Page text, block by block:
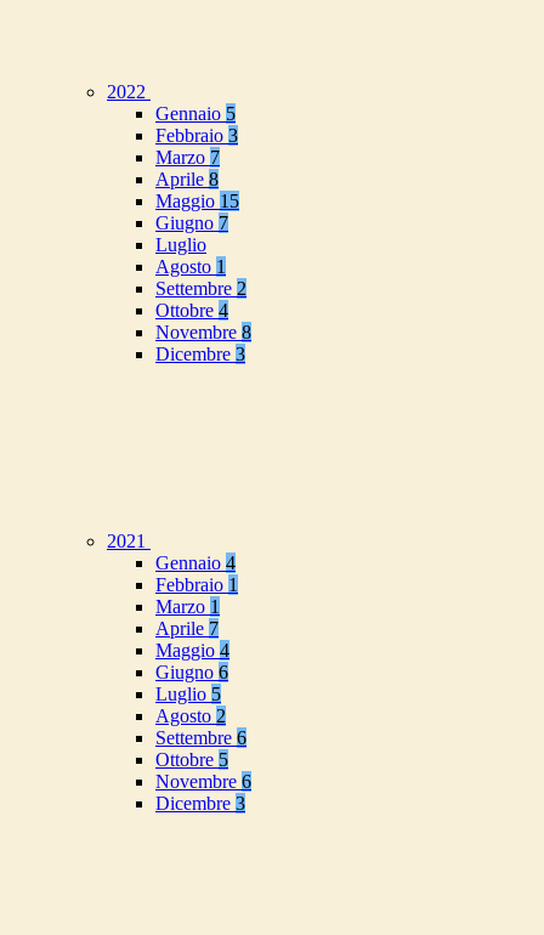
2022
Gennaio 5
Febbraio 3
Marzo 7
Aprile 8
Maggio 15
Giugno 7
Luglio
Agosto 1
Settembre 2
Ottobre 4
Novembre 8
Dicembre 3
2021
Gennaio 4
Febbraio 1
Marzo 1
Aprile 7
Maggio 4
Giugno 6
Luglio 5
Agosto 2
Settembre 6
Ottobre 5
Novembre 6
Dicembre 3